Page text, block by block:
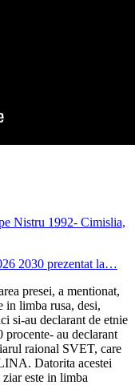
Nistru 1992- Cimislia,
2030 prezentat la…
presei, a mentionat,
in limba rusa, desi,
si-au declarant de etnie
procente- au declarant
raional SVET, care
Datorita acestei
este in limba